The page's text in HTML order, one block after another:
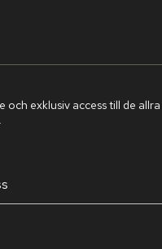
och exklusiv access till de